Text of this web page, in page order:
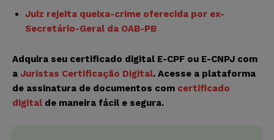
Juiz rejeita queixa-crime oferecida por ex-
Secretário-Geral da OAB-PB
Adquira seu certificado digital E-CPF ou E-CNPJ com
a Juristas Certificação Digital. Acesse a plataforma
de assinatura de documentos com certificado
digital de maneira fácil e segura.